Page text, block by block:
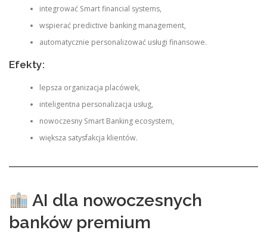
integrować Smart financial systems,
wspierać predictive banking management,
automatycznie personalizować usługi finansowe.
Efekty:
lepsza organizacja placówek,
inteligentna personalizacja usług,
nowoczesny Smart Banking ecosystem,
większa satysfakcja klientów.
AI dla nowoczesnych
banków premium